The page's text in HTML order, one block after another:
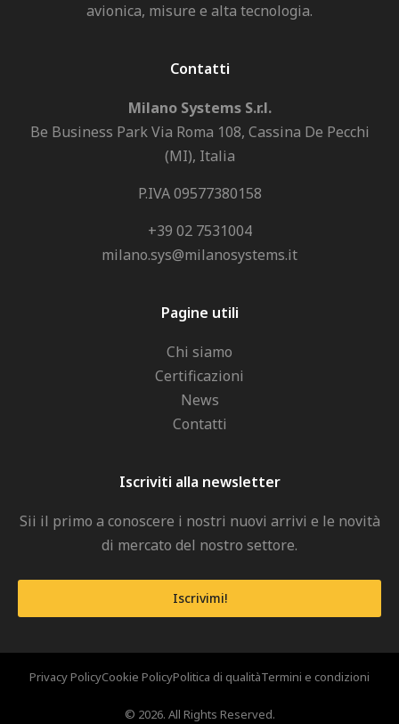
avionica, misure e alta tecnologia.
Contatti
Milano Systems S.r.l.
Be Business Park Via Roma 108, Cassina De Pecchi
(MI), Italia
P.IVA 09577380158
+39 02 7531004
milano.sys@milanosystems.it
Pagine utili
Chi siamo
Certificazioni
News
Contatti
Iscriviti alla newsletter
Sii il primo a conoscere i nostri nuovi arrivi e le novità
di mercato del nostro settore.
Iscrivimi!
© 2026. All Rights Reserved.
Privacy PolicyCookie PolicyPolitica di qualitàTermini e condizioni